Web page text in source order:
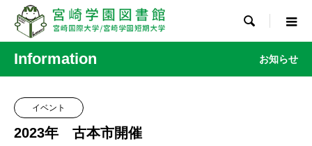

Information お知らせ
イベント
2023年 古本市開催